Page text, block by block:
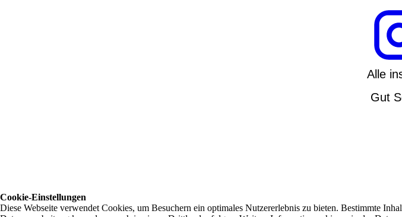
Alle
Gut
Cookie-Einstellungen
Diese Webseite verwendet Cookies, um Besuchern ein optimales Nutzererlebnis zu bieten. Bestimmte